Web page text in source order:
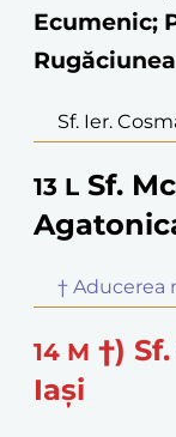
Ecumenic;
Sf. Ier.
13 L Sf.
† Aducerea
14 M †)
Iași